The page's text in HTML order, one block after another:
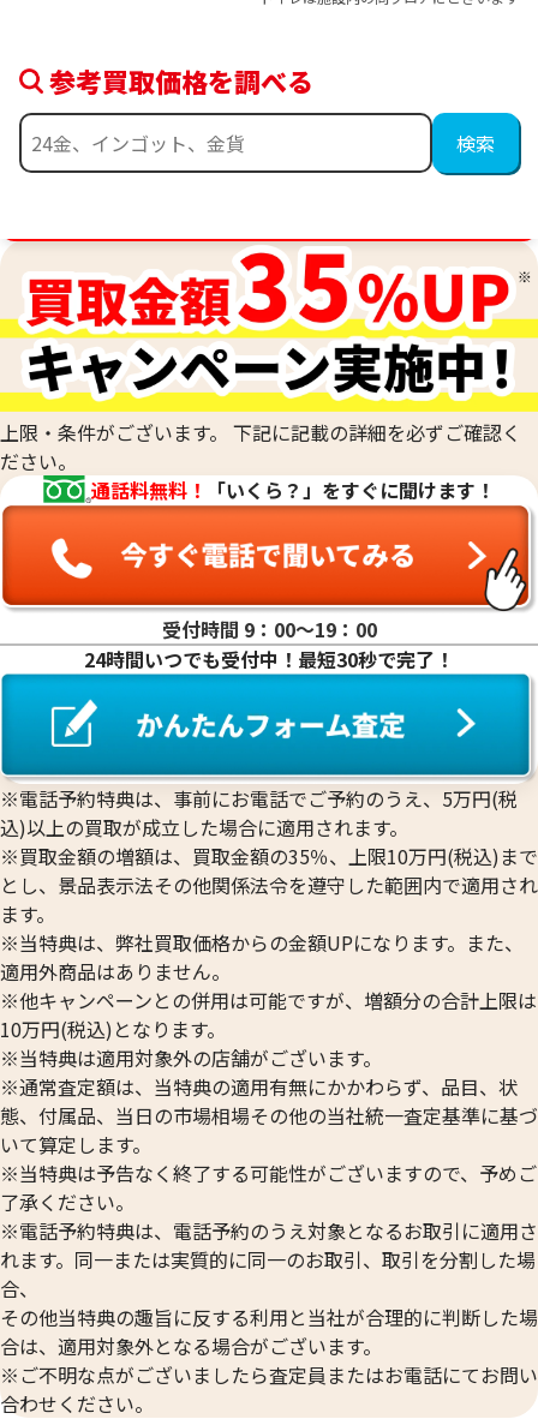
参考買取価格を調べる
上限・条件がございます。 下記に記載の詳細を必ずご確認く
ださい。
通話料無料！
「いくら？」をすぐに聞けます！
受付時間 9：00〜19：00
24時間いつでも受付中！最短30秒で完了！
※電話予約特典は、事前にお電話でご予約のうえ、5万円(税
込)以上の買取が成立した場合に適用されます。
※買取金額の増額は、買取金額の35％、上限10万円(税込)まで
とし、景品表示法その他関係法令を遵守した範囲内で適用され
ます。
※当特典は、弊社買取価格からの金額UPになります。また、
適用外商品はありません。
※他キャンペーンとの併用は可能ですが、増額分の合計上限は
10万円(税込)となります。
※当特典は適用対象外の店舗がございます。
※通常査定額は、当特典の適用有無にかかわらず、品目、状
態、付属品、当日の市場相場その他の当社統一査定基準に基づ
いて算定します。
※当特典は予告なく終了する可能性がございますので、予めご
了承ください。
※電話予約特典は、電話予約のうえ対象となるお取引に適用さ
れます。同一または実質的に同一のお取引、取引を分割した場
合、
その他当特典の趣旨に反する利用と当社が合理的に判断した場
合は、適用対象外となる場合がございます。
※ご不明な点がございましたら査定員またはお電話にてお問い
合わせください。